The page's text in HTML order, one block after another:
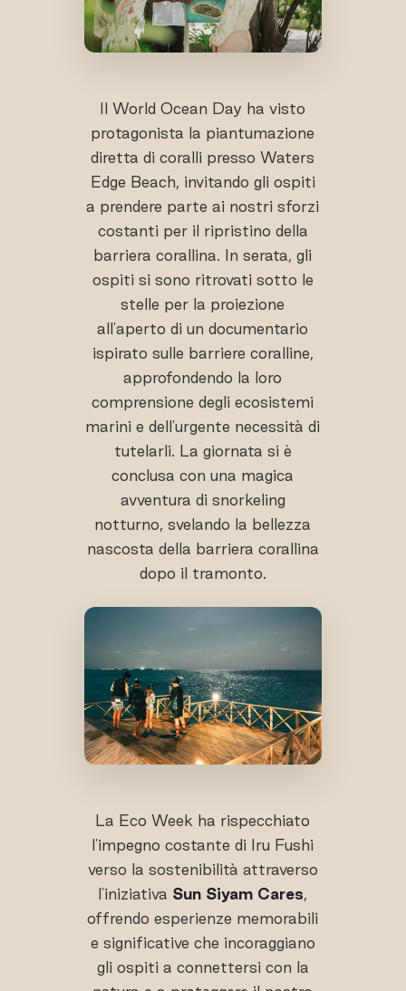
Il World Ocean Day ha visto
protagonista la piantumazione
diretta di coralli presso Waters
Edge Beach, invitando gli ospiti
a prendere parte ai nostri sforzi
costanti per il ripristino della
barriera corallina. In serata, gli
ospiti si sono ritrovati sotto le
stelle per la proiezione
all'aperto di un documentario
ispirato sulle barriere coralline,
approfondendo la loro
comprensione degli ecosistemi
marini e dell'urgente necessità di
tutelarli. La giornata si è
conclusa con una magica
avventura di snorkeling
notturno, svelando la bellezza
nascosta della barriera corallina
dopo il tramonto.
La Eco Week ha rispecchiato
l'impegno costante di Iru Fushi
verso la sostenibilità attraverso
l'iniziativa Sun Siyam Cares,
offrendo esperienze memorabili
e significative che incoraggiano
gli ospiti a connettersi con la